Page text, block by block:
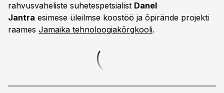
rahvusvaheliste suhetespetsialist Danel
Jantra esimese üleilmse koostöö ja õpirände projekti
raames Jamaika tehnoloogiakõrgkooli.